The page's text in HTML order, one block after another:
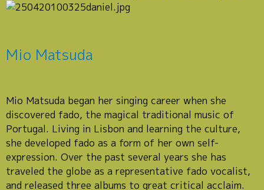
Mio Matsuda
Mio Matsuda began her singing career when she
discovered fado, the magical traditional music of
Portugal. Living in Lisbon and learning the culture,
she developed fado as a form of her own self-
expression. Over the past several years she has
traveled the globe as a representative fado vocalist,
and released three albums to great critical acclaim.